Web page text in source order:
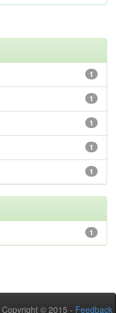
1
1
1
1
1
1
Copyright © 2015 - Feedback